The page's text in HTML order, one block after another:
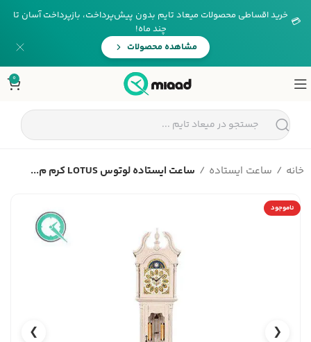
💳 خرید اقساطی محصولات میعاد تایم بدون پیش‌پرداخت، بازپرداخت آسان تا
چند ماه!
مشاهده محصولات
0
خانه ساعت ایستاده ساعت ایستاده لوتوس LOTUS کرم م...
ناموجود
❮
❯